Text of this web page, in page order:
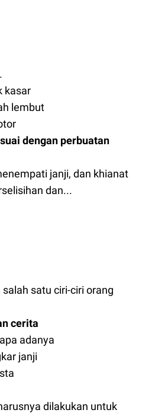
kasar
lembut
dengan perbuatan
janji, dan khianat
dan...
satu ciri-ciri orang
cerita
adanya
janji
dilakukan untuk